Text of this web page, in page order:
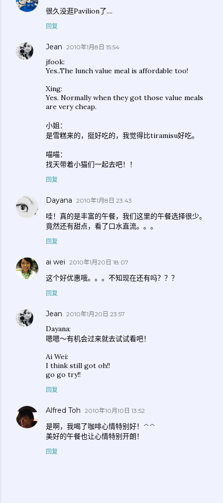
很久没逛Pavilion了....
回复
Jean 2010年1月8日 15:54
jfook:
Yes..The lunch value meal is affordable too!
Xing:
Yes. Normally when they got those value meals
are very cheap.
小姐：
是雪糕来的，挺好吃的，我觉得比tiramisu好吃。
喵喵：
找天带着小猫们一起去吧！！
回复
Dayana 2010年1月8日 23:43
哇！真的是丰富的午餐，我们这里的午餐选择很少。
竟然还有甜点，看了口水直流。。。
回复
ai wei 2010年1月20日 18:07
这个好优惠哦。。。不知现在还有吗？？？
回复
Jean 2010年1月20日 23:57
Dayana:
嗯嗯～有机会过来就去试试看吧！
Ai Wei:
I think still got oh!!
go go try!!
回复
Alfred Toh 2010年10月10日 13:52
是啊，我喝了咖啡心情特别好！^^
美好的午餐也让心情特别开朗！
回复